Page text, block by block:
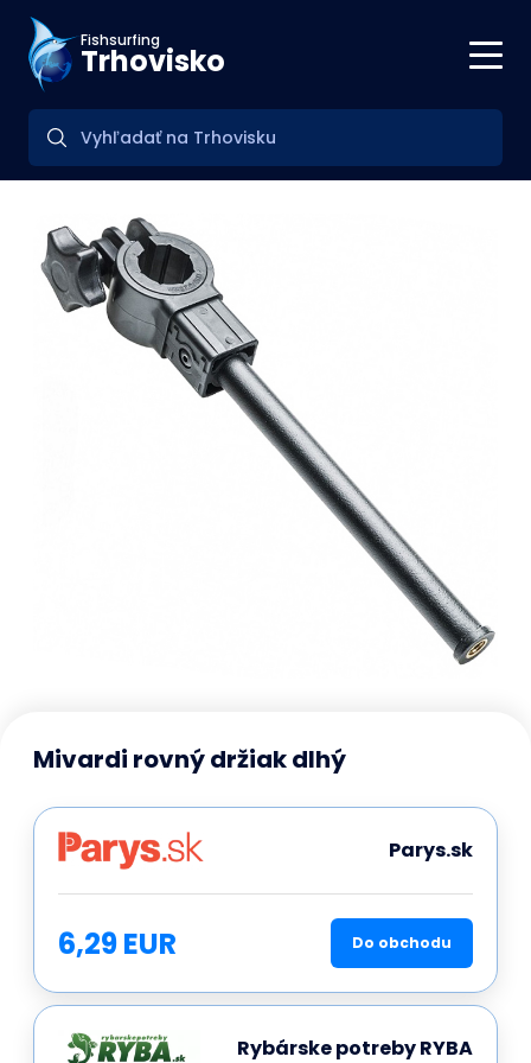
Fishsurfing
Trhovisko
Mivardi rovný držiak dlhý
Parys.sk
6,29 EUR Do obchodu
Rybárske potreby RYBA